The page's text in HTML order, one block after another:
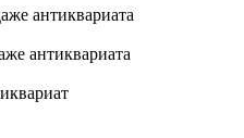
антиквариата
антиквариата